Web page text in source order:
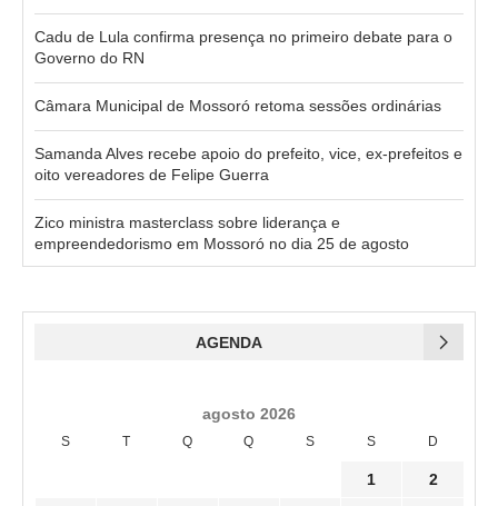
Cadu de Lula confirma presença no primeiro debate para o
Governo do RN
Câmara Municipal de Mossoró retoma sessões ordinárias
Samanda Alves recebe apoio do prefeito, vice, ex-prefeitos e
oito vereadores de Felipe Guerra
Zico ministra masterclass sobre liderança e
empreendedorismo em Mossoró no dia 25 de agosto
AGENDA
agosto 2026
S T Q Q S S D
1 2